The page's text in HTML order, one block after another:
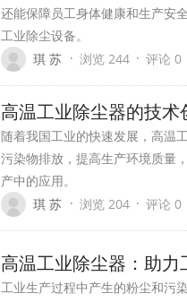
还能保障员工身体健康和生产安
工业除尘设备。
琪 苏 · 浏览 244 · 评论 0
高温工业除尘器的技术
随着我国工业的快速发展，高温
污染物排放，提高生产环境质量
产中的应用。
琪 苏 · 浏览 204 · 评论 0
高温工业除尘器：助力
工业生产过程中产生的粉尘和污